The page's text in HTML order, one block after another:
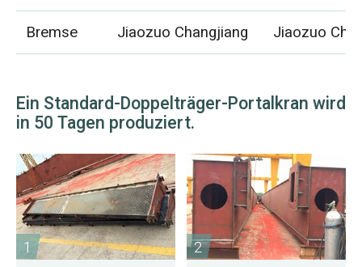
Bremse
Jiaozuo Changjiang Jiaozuo
Ein Standard-Doppelträger-Portalkran wird
in 50 Tagen produziert.
1 2